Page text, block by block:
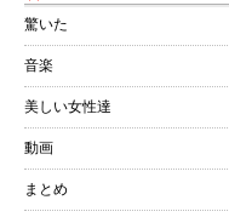
驚いた
音楽
美しい女性達
動画
まとめ